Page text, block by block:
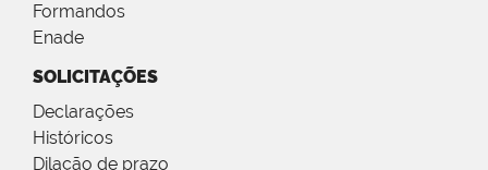
Formandos
Enade
SOLICITAÇÕES
Declarações
Históricos
Dilação de prazo